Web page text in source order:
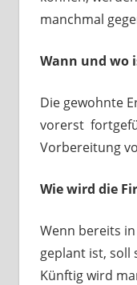
manchmal
Wann und wo
Die gewohnte
vorerst
Vorbereitung
Wie wird die
Wenn bereits
geplant ist, soll
Künftig wird